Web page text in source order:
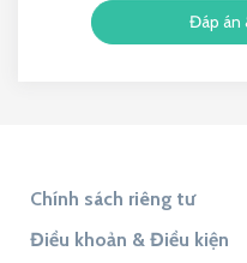
Đáp án
Chính sách riêng tư
Điều khoản & Điều kiện